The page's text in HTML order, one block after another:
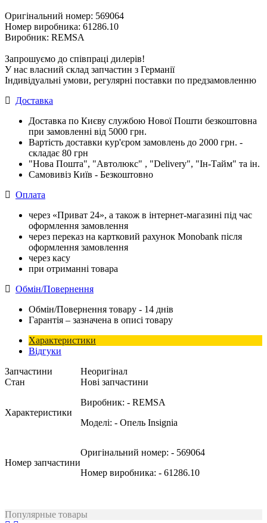
Оригінальний номер: 569064
Номер виробника: 61286.10
Виробник: REMSA
Запрошуємо до співпраці дилерів!
У нас власний склад запчастин з Германії
Індивідуальні умови, регулярні поставки по предзамовленню
Доставка
Доставка по Києву службою Нової Пошти безкоштовна
при замовленні від 5000 грн.
Вартість доставки кур'єром замовлень до 2000 грн. -
складає 80 грн
"Нова Пошта", "Автолюкс" , "Delivery", "Iн-Тайм" та ін.
Самовивіз Київ - Безкоштовно
Оплата
через «Приват 24», а також в інтернет-магазині під час
оформлення замовлення
через переказ на картковий рахунок Monobank після
оформлення замовлення
через касу
при отриманні товара
Обмін/Повернення
Обмін/Повернення товару - 14 днів
Гарантія – зазначена в описі товару
Характеристики
Відгуки
Запчастини
Неоригінал
Стан
Нові запчастини
Характеристики
Виробник: - REMSA
Моделі: - Опель Insignia
Номер запчастини
Оригінальний номер: - 569064
Номер виробника: - 61286.10
Популярные товары